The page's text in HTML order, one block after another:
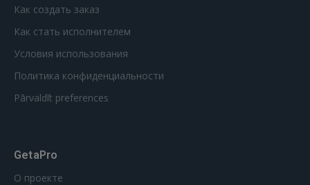
Как создать заказ
Как стать исполнителем
Условия использования
Политика конфиденциальности
Pārvaldīt preferences
GetaPro
О проекте